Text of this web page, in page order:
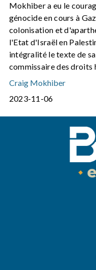
Mokhiber a eu le
génocide en cours à
colonisation et
l'Etat d'Israël en
intégralité le texte de
commissaire des droits
Craig Mokhiber
2023-11-06